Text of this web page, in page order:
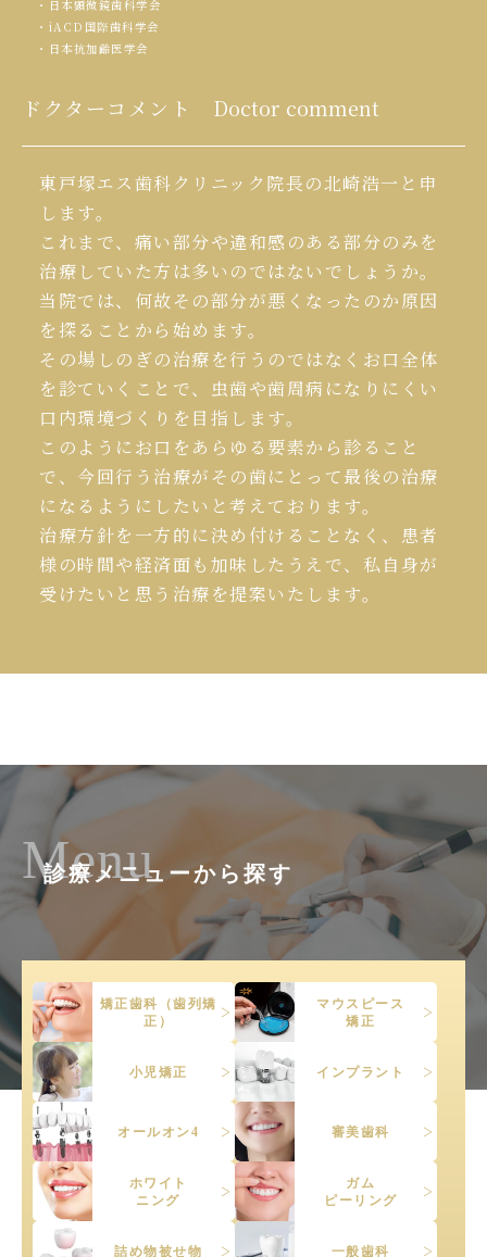
・日本顕微鏡歯科学会
・iACD国際歯科学会
・日本抗加齢医学会
ドクターコメント Doctor comment
東戸塚エス歯科クリニック院長の北崎浩一と申
します。
これまで、痛い部分や違和感のある部分のみを
治療していた方は多いのではないでしょうか。
当院では、何故その部分が悪くなったのか原因
を探ることから始めます。
その場しのぎの治療を行うのではなくお口全体
を診ていくことで、虫歯や歯周病になりにくい
口内環境づくりを目指します。
このようにお口をあらゆる要素から診ること
で、今回行う治療がその歯にとって最後の治療
になるようにしたいと考えております。
治療方針を一方的に決め付けることなく、患者
様の時間や経済面も加味したうえで、私自身が
受けたいと思う治療を提案いたします。
診療メニューから探す
Menu
矯正歯科（歯列矯
正）
マウスピース
矯正
小児矯正 インプラント
オールオン4 審美歯科
ホワイト
ニング
ガム
ピーリング
詰め物被せ物 一般歯科